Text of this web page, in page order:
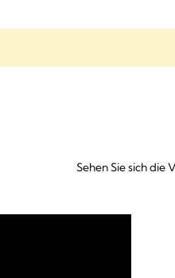
Sehen Sie sich die